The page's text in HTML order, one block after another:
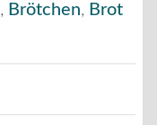
, Brötchen, Brot